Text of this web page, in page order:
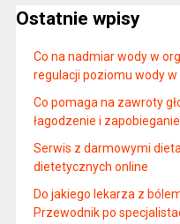
Ostatnie wpisy
Co na nadmiar wody w
regulacji poziomu wody
Co pomaga na zawroty
łagodzenie i zapobieganie
Serwis z darmowymi
dietetycznych online
Do jakiego lekarza z
Przewodnik po